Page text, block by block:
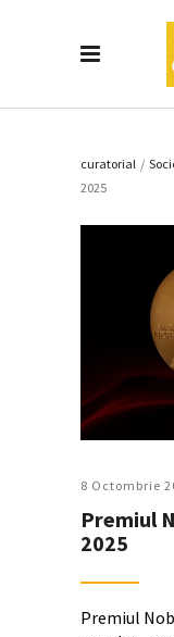
curatorial /
2025
8 Octombrie
Premiul
2025
Premiul